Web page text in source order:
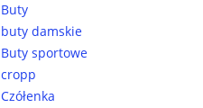
Buty
buty damskie
Buty sportowe
cropp
Czółenka